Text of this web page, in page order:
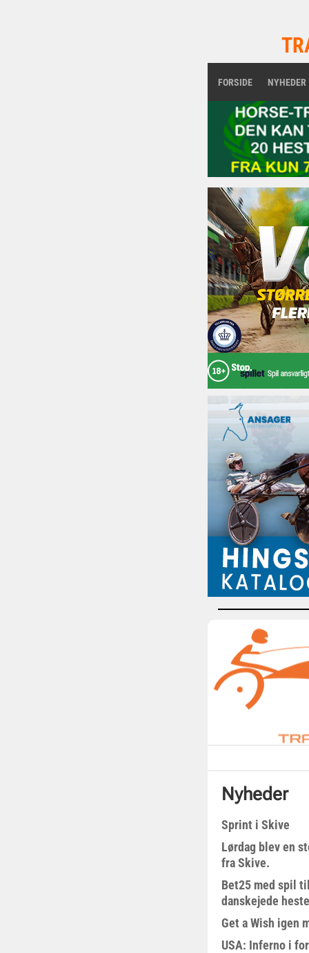
FORSIDE NYHEDER
Nyheder
Sprint i Skive
Lørdag blev en
fra Skive.
Bet25 med spil
danskejede
Get a Wish igen
USA: Inferno i